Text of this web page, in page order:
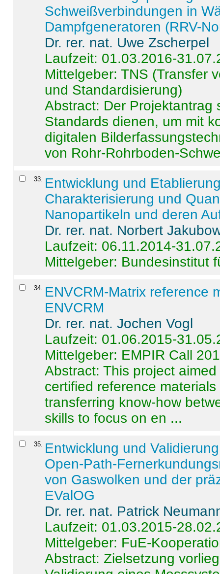
Schweißverbindungen in
Dampfgeneratoren (RRV-
Dr. rer. nat. Uwe Zscherpel
Laufzeit: 01.03.2016-
Mittelgeber: TNS (Transfer
und Standardisierung)
Abstract: Der Projektantrag
Standards dienen, um mit
digitalen
von Rohr-Rohrboden-
33. Entwicklung und
Charakterisierung und
Nanopartikeln und deren
Dr. rer. nat. Norbert
Laufzeit: 06.11.2014-
Mittelgeber: Bundesinstitut
34. ENVCRM-Matrix reference
ENVCRM
Dr. rer. nat. Jochen Vogl
Laufzeit: 01.06.2015-
Mittelgeber: EMPIR Call
Abstract:This project
certified reference
transferring know-how
skills to focus on en ...
35. Entwicklung und
Open-Path-
von Gaswolken und der
EValOG
Dr. rer. nat. Patrick
Laufzeit: 01.03.2015-
Mittelgeber: FuE-
Abstract:Zielsetzung